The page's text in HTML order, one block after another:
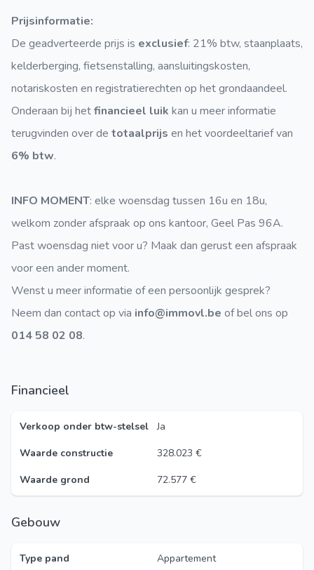
Prijsinformatie:
De geadverteerde prijs is exclusief: 21% btw, staanplaats,
kelderberging, fietsenstalling, aansluitingskosten,
notariskosten en registratierechten op het grondaandeel.
Onderaan bij hetfinancieel luik kan u meer informatie
terugvinden over de totaalprijs en het voordeeltarief van
6% btw.
INFO MOMENT: elke woensdag tussen 16u en 18u,
welkom zonder afspraak op ons kantoor, Geel Pas 96A.
Past woensdag niet voor u? Maak dan gerust een afspraak
voor een ander moment.
Wenst u meer informatie of een persoonlijk gesprek?
Neem dan contact op via info@immovl.be of bel ons op
014 58 02 08.
Financieel
Verkoop onder btw-stelsel
Ja
Waarde constructie
328.023 €
Waarde grond
72.577 €
Gebouw
Type pand Appartement